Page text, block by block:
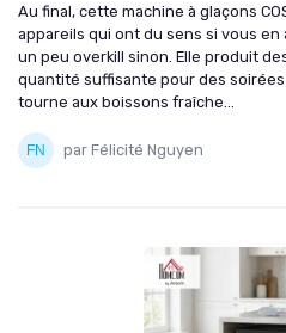
Au final, cette machine à glaçons
appareils qui ont du sens si vous
un peu overkill sinon. Elle produit
quantité suffisante pour des
tourne aux boissons fraîche...
par Félicité Nguyen